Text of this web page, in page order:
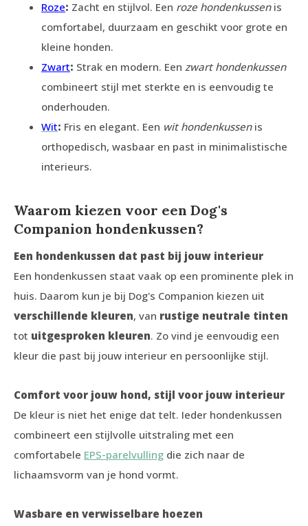
Roze: Zacht en stijlvol. Een roze hondenkussenis
comfortabel, duurzaam en geschikt voor grote en
kleine honden.
Zwart: Strak en modern. Een zwart hondenkussen
combineert stijl met sterkte en is eenvoudig te
onderhouden.
Wit: Fris en elegant. Een wit hondenkussenis
orthopedisch, wasbaar en past in minimalistische
interieurs.
Waarom kiezen voor een Dog's
Companion hondenkussen?
Een hondenkussen dat past bij jouw interieur
Een hondenkussen staat vaak op een prominente plek in
huis. Daarom kun je bij Dog's Companion kiezen uit
verschillende kleuren, van rustige neutrale tinten
tot uitgesproken kleuren. Zo vind je eenvoudig een
kleur die past bij jouw interieur en persoonlijke stijl.
Comfort voor jouw hond, stijl voor jouw interieur
De kleur is niet het enige dat telt. Ieder hondenkussen
combineert een stijlvolle uitstraling met een
comfortabele EPS-parelvulling die zich naar de
lichaamsvorm van je hond vormt.
Wasbare en verwisselbare hoezen